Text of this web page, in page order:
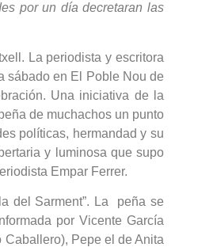
por un día decretaran las
La periodista y escritora
sábado en El Poble Nou de
Una iniciativa de la
de muchachos un punto
políticas, hermandad y su
y luminosa que supo
Empar Ferrer.
del Sarment”. La peña se
por Vicente García
Pepe el de Anita